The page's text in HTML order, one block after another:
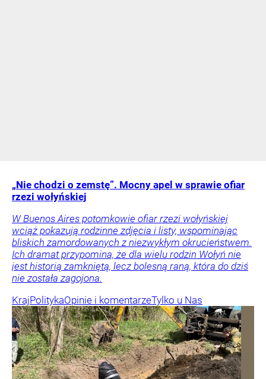
„Nie chodzi o zemstę”. Mocny apel w sprawie ofiar
rzezi wołyńskiej
W Buenos Aires potomkowie ofiar rzezi wołyńskiej
wciąż pokazują rodzinne zdjęcia i listy, wspominając
bliskich zamordowanych z niezwykłym okrucieństwem.
Ich dramat przypomina, że dla wielu rodzin Wołyń nie
jest historią zamkniętą, lecz bolesną raną, która do dziś
nie została zagojona.
KrajPolitykaOpinie i komentarzeTylko u Nas